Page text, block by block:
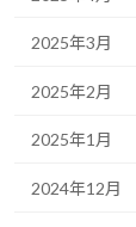
2025年3月
2025年2月
2025年1月
2024年12月